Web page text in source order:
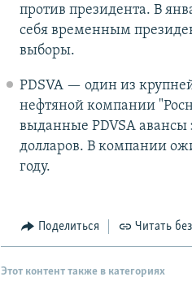
против президента. В
себя временным
выборы.
PDSVA — один из
нефтяной компании
выданные PDVSA авансы
долларов. В компании
году.
Поделиться Читать
Этот контент также в категориях